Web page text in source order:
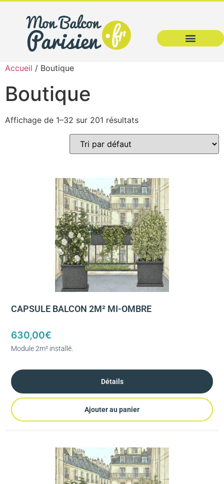
Accueil / Boutique
Boutique
Affichage de 1–32 sur 201 résultats
CAPSULE BALCON 2M² MI-OMBRE
630,00€
Module 2m² installé.
Détails
Ajouter au panier